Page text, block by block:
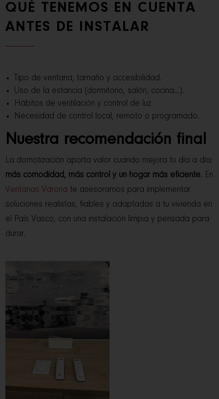
QUÉ TENEMOS EN CUENTA
ANTES DE INSTALAR
Tipo de ventana, tamaño y accesibilidad.
Uso de la estancia (dormitorio, salón, cocina…).
Hábitos de ventilación y control de luz.
Necesidad de control local, remoto o programado.
Nuestra recomendación final
La domotización aporta valor cuando mejora tu día a día:
más comodidad, más control y un hogar más eficiente. En
Ventanas Varona te asesoramos para implementar
soluciones realistas, fiables y adaptadas a tu vivienda en
el País Vasco, con una instalación limpia y pensada para
durar.